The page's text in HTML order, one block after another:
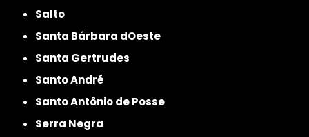
Salto
Santa Bárbara dOeste
Santa Gertrudes
Santo André
Santo Antônio de Posse
Serra Negra